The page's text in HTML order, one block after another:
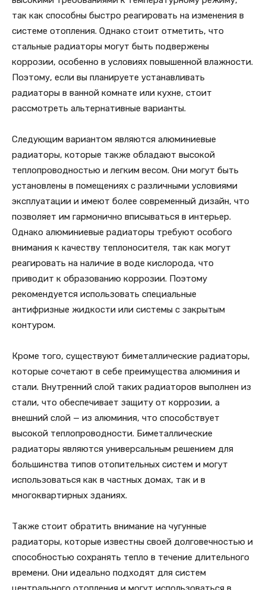
так как способны быстро реагировать на изменения в
системе отопления. Однако стоит отметить, что
стальные радиаторы могут быть подвержены
коррозии, особенно в условиях повышенной влажности.
Поэтому, если вы планируете устанавливать
радиаторы в ванной комнате или кухне, стоит
рассмотреть альтернативные варианты.
Следующим вариантом являются алюминиевые
радиаторы, которые также обладают высокой
теплопроводностью и легким весом. Они могут быть
установлены в помещениях с различными условиями
эксплуатации и имеют более современный дизайн, что
позволяет им гармонично вписываться в интерьер.
Однако алюминиевые радиаторы требуют особого
внимания к качеству теплоносителя, так как могут
реагировать на наличие в воде кислорода, что
приводит к образованию коррозии. Поэтому
рекомендуется использовать специальные
антифризные жидкости или системы с закрытым
контуром.
Кроме того, существуют биметаллические радиаторы,
которые сочетают в себе преимущества алюминия и
стали. Внутренний слой таких радиаторов выполнен из
стали, что обеспечивает защиту от коррозии, а
внешний слой — из алюминия, что способствует
высокой теплопроводности. Биметаллические
радиаторы являются универсальным решением для
большинства типов отопительных систем и могут
использоваться как в частных домах, так и в
многоквартирных зданиях.
Также стоит обратить внимание на чугунные
радиаторы, которые известны своей долговечностью и
способностью сохранять тепло в течение длительного
времени. Они идеально подходят для систем